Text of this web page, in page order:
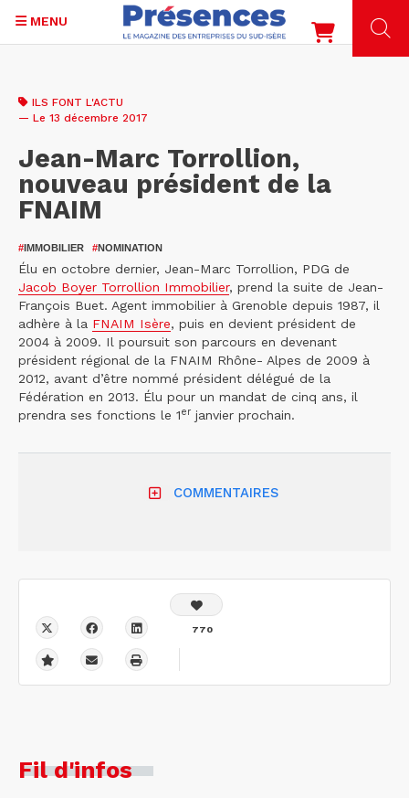
contenu
MENU
ILS FONT L'ACTU
— Le 13 décembre 2017
Jean-Marc Torrollion,
nouveau président de la
FNAIM
#IMMOBILIER #NOMINATION
Élu en octobre dernier, Jean-Marc Torrollion, PDG de
Jacob Boyer Torrollion Immobilier, prend la suite de Jean-
François Buet. Agent immobilier à Grenoble depuis 1987, il
adhère à la FNAIM Isère, puis en devient président de
2004 à 2009. Il poursuit son parcours en devenant
président régional de la FNAIM Rhône- Alpes de 2009 à
2012, avant d’être nommé président délégué de la
Fédération en 2013. Élu pour un mandat de cinq ans, il
prendra ses fonctions le 1er janvier prochain.
COMMENTAIRES
770
Fil d'infos